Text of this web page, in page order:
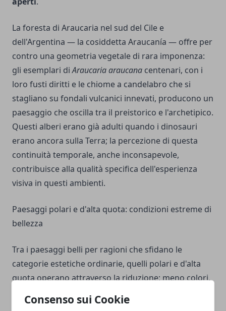
Consenso sui Cookie
La foresta di Araucaria nel sud del Cile e
dell'Argentina — la cosiddetta Araucanía — offre per
contro una geometria vegetale di rara imponenza:
gli esemplari diAraucaria araucana centenari, con i
loro fusti diritti e le chiome a candelabro che si
stagliano su fondali vulcanici innevati, producono un
paesaggio che oscilla tra il preistorico e l'archetipico.
Questi alberi erano già adulti quando i dinosauri
erano ancora sulla Terra; la percezione di questa
continuità temporale, anche inconsapevole,
contribuisce alla qualità specifica dell'esperienza
visiva in questi ambienti.
Paesaggi polari e d'alta quota: condizioni estreme di
bellezza
Tra i paesaggi belli per ragioni che sfidano le
categorie estetiche ordinarie, quelli polari e d'alta
quota operano attraverso la riduzione: meno colori,
biologica apparente — eppure una concentrazione